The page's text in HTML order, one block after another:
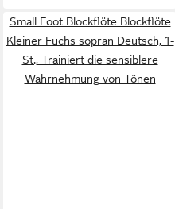
Small Foot Blockflöte Blockflöte
Kleiner Fuchs sopran Deutsch, 1-
St., Trainiert die sensiblere
Wahrnehmung von Tönen